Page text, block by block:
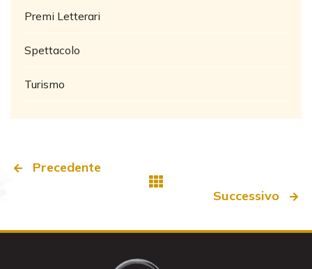
Premi Letterari
Spettacolo
Turismo
Precedente
Successivo